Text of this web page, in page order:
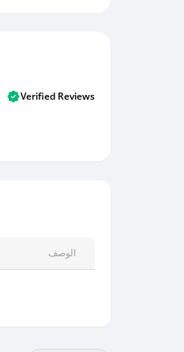
Verified Reviews
الوصف